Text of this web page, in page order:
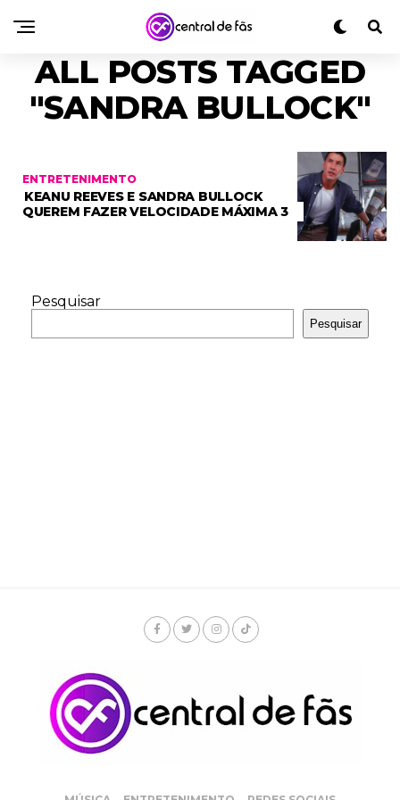
ALL POSTS TAGGED
"SANDRA BULLOCK"
ENTRETENIMENTO
KEANU REEVES E SANDRA BULLOCK
QUEREM FAZER VELOCIDADE MÁXIMA 3
Pesquisar
Pesquisar